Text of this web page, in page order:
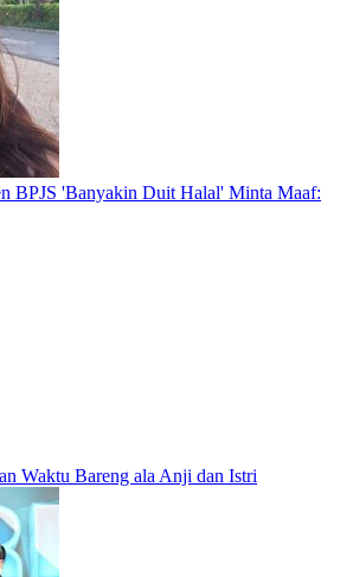
BPJS 'Banyakin Duit Halal' Minta Maaf:
Waktu Bareng ala Anji dan Istri